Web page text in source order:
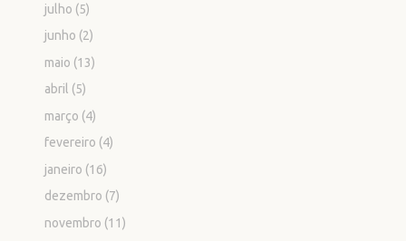
julho (5)
junho (2)
maio (13)
abril (5)
março (4)
fevereiro (4)
janeiro (16)
dezembro (7)
novembro (11)